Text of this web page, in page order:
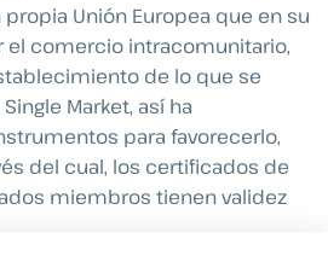
Unión Europea que en su
el comercio intracomunitario,
de lo que se
Market, así ha
para favorecerlo,
del cual, los certificados de
miembros tienen validez